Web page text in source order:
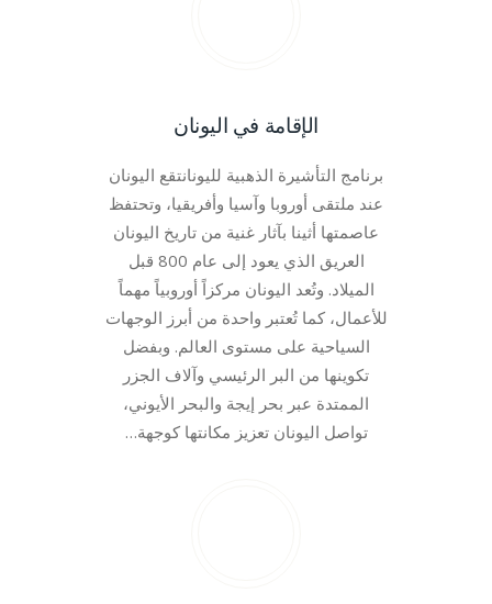
الإقامة في اليونان
برنامج التأشيرة الذهبية لليونانتقع اليونان
عند ملتقى أوروبا وآسيا وأفريقيا، وتحتفظ
عاصمتها أثينا بآثار غنية من تاريخ اليونان
العريق الذي يعود إلى عام 800 قبل
الميلاد. وتُعد اليونان مركزاً أوروبياً مهماً
للأعمال، كما تُعتبر واحدة من أبرز الوجهات
السياحية على مستوى العالم. وبفضل
تكوينها من البر الرئيسي وآلاف الجزر
الممتدة عبر بحر إيجة والبحر الأيوني،
تواصل اليونان تعزيز مكانتها كوجهة…